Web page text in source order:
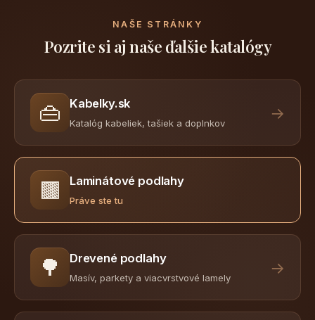
NAŠE STRÁNKY
Pozrite si aj naše ďalšie katalógy
👜 Kabelky.sk
Katalóg kabeliek, tašiek a doplnkov
→
🟫 Laminátové podlahy
Práve ste tu
🌳 Drevené podlahy
Masív, parkety a viacvrstvové lamely
→